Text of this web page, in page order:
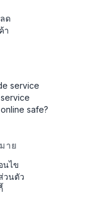
ด
า
service
safe?
าย
นไข
วนตัว